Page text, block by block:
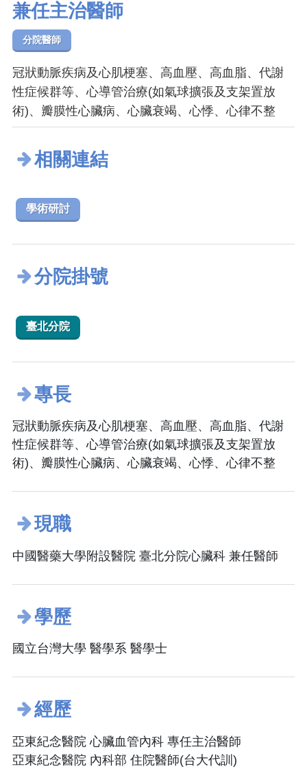
兼任主治醫師
分院醫師
冠狀動脈疾病及心肌梗塞、高血壓、高血脂、代謝
性症候群等、心導管治療(如氣球擴張及支架置放
術)、瓣膜性心臟病、心臟衰竭、心悸、心律不整
相關連結
學術研討
分院掛號
臺北分院
專長
冠狀動脈疾病及心肌梗塞、高血壓、高血脂、代謝
性症候群等、心導管治療(如氣球擴張及支架置放
術)、瓣膜性心臟病、心臟衰竭、心悸、心律不整
現職
中國醫藥大學附設醫院 臺北分院心臟科 兼任醫師
學歷
國立台灣大學 醫學系 醫學士
經歷
亞東紀念醫院 心臟血管內科 專任主治醫師
亞東紀念醫院 內科部 住院醫師(台大代訓)